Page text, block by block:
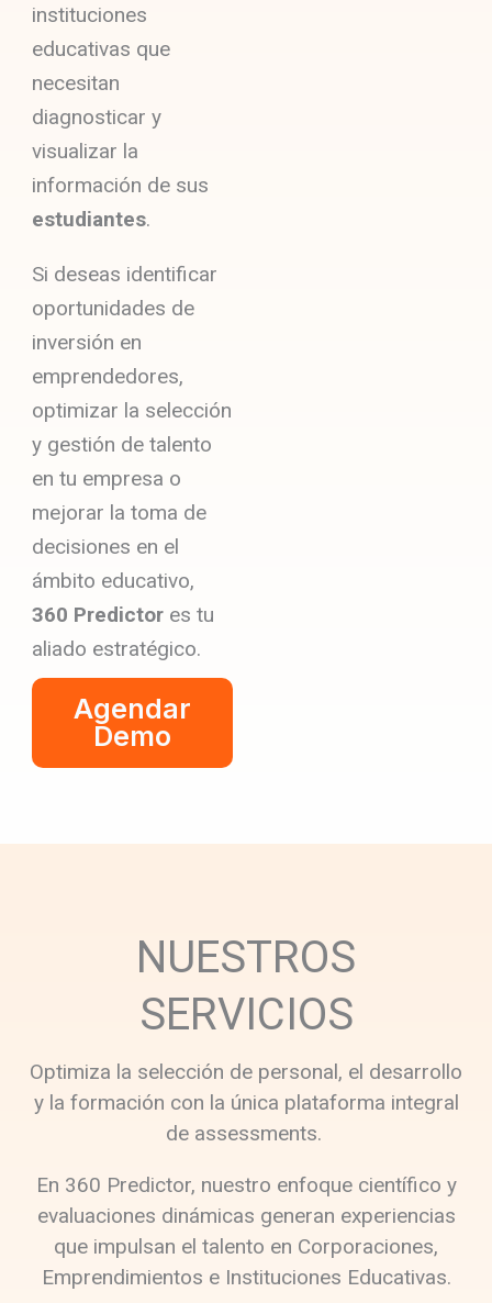
instituciones
educativas que
necesitan
diagnosticar y
visualizar la
información de sus
estudiantes.
Si deseas identificar
oportunidades de
inversión en
emprendedores,
optimizar la selección
y gestión de talento
en tu empresa o
mejorar la toma de
decisiones en el
ámbito educativo,
360 Predictor es tu
aliado estratégico.
Agendar
Demo
NUESTROS
SERVICIOS
Optimiza la selección de personal, el desarrollo
y la formación con la única plataforma integral
de assessments.
En 360 Predictor, nuestro enfoque científico y
evaluaciones dinámicas generan experiencias
que impulsan el talento en Corporaciones,
Emprendimientos e Instituciones Educativas.